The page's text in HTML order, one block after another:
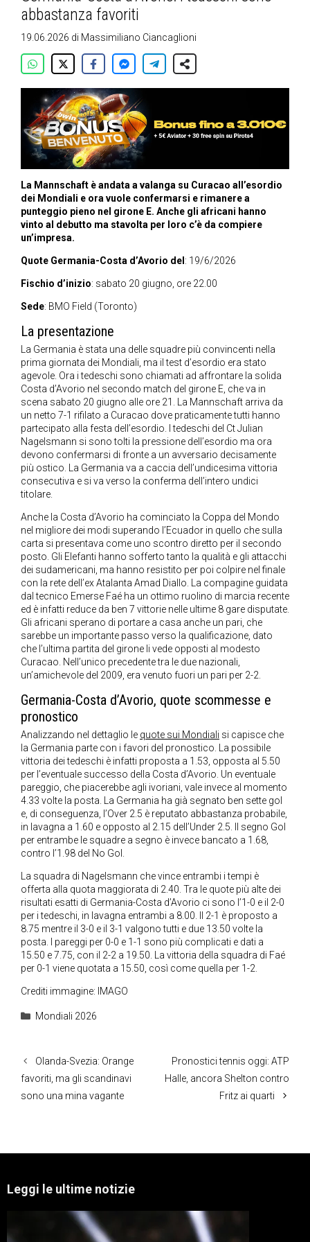
abbastanza favoriti
19.06.2026 di Massimiliano Ciancaglioni
La Mannschaft è andata a valanga su Curacao all’esordio
dei Mondiali e ora vuole confermarsi e rimanere a
punteggio pieno nel girone E. Anche gli africani hanno
vinto al debutto ma stavolta per loro c’è da compiere
un’impresa.
Quote Germania-Costa d’Avorio del : 19/6/2026
Fischio d’inizio: sabato 20 giugno, ore 22.00
Sede: BMO Field (Toronto)
La presentazione
La Germania è stata una delle squadre più convincenti nella
prima giornata dei Mondiali, ma il test d’esordio era stato
agevole. Ora i tedeschi sono chiamati ad affrontare la solida
Costa d’Avorio nel secondo match del girone E, che va in
scena sabato 20 giugno alle ore 21. La Mannschaft arriva da
un netto 7-1 rifilato a Curacao dove praticamente tutti hanno
partecipato alla festa dell’esordio. I tedeschi del Ct Julian
Nagelsmann si sono tolti la pressione dell’esordio ma ora
devono confermarsi di fronte a un avversario decisamente
più ostico. La Germania va a caccia dell’undicesima vittoria
consecutiva e si va verso la conferma dell’intero undici
titolare.
Anche la Costa d’Avorio ha cominciato la Coppa del Mondo
nel migliore dei modi superando l’Ecuador in quello che sulla
carta si presentava come uno scontro diretto per il secondo
posto. Gli Elefanti hanno sofferto tanto la qualità e gli attacchi
dei sudamericani, ma hanno resistito per poi colpire nel finale
con la rete dell’ex Atalanta Amad Diallo. La compagine guidata
dal tecnico Emerse Faé ha un ottimo ruolino di marcia recente
ed è infatti reduce da ben 7 vittorie nelle ultime 8 gare disputate.
Gli africani sperano di portare a casa anche un pari, che
sarebbe un importante passo verso la qualificazione, dato
che l’ultima partita del girone li vede opposti al modesto
Curacao. Nell’unico precedente tra le due nazionali,
un’amichevole del 2009, era venuto fuori un pari per 2-2.
Germania-Costa d’Avorio, quote scommesse e
pronostico
Analizzando nel dettaglio le quote sui Mondiali si capisce che
la Germania parte con i favori del pronostico. La possibile
vittoria dei tedeschi è infatti proposta a 1.53, opposta al 5.50
per l’eventuale successo della Costa d’Avorio. Un eventuale
pareggio, che piacerebbe agli ivoriani, vale invece al momento
4.33 volte la posta. La Germania ha già segnato ben sette gol
e, di conseguenza, l’Over 2.5 è reputato abbastanza probabile,
in lavagna a 1.60 e opposto al 2.15 dell’Under 2.5. Il segno Gol
per entrambe le squadre a segno è invece bancato a 1.68,
contro l’1.98 del No Gol.
La squadra di Nagelsmann che vince entrambi i tempi è
offerta alla quota maggiorata di 2.40. Tra le quote più alte dei
risultati esatti di Germania-Costa d’Avorio ci sono l’1-0 e il 2-0
per i tedeschi, in lavagna entrambi a 8.00. Il 2-1 è proposto a
8.75 mentre il 3-0 e il 3-1 valgono tutti e due 13.50 volte la
posta. I pareggi per 0-0 e 1-1 sono più complicati e dati a
15.50 e 7.75, con il 2-2 a 19.50. La vittoria della squadra di Faé
per 0-1 viene quotata a 15.50, così come quella per 1-2.
Crediti immagine: IMAGO
Categorie
Mondiali 2026
Olanda-Svezia: Orange
favoriti, ma gli scandinavi
sono una mina vagante
Pronostici tennis oggi: ATP
Halle, ancora Shelton contro
Fritz ai quarti
Leggi le ultime notizie